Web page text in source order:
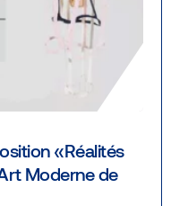
«Réalités
Moderne de